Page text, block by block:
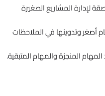
لإدارة المشاريع الصغيرة
أصغر وتدوينها في الملاحظات
المنجزة والمهام المتبقية.